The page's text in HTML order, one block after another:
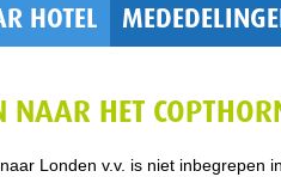
HOTEL
NAAR HET
Londen v.v. is niet inbegrepen